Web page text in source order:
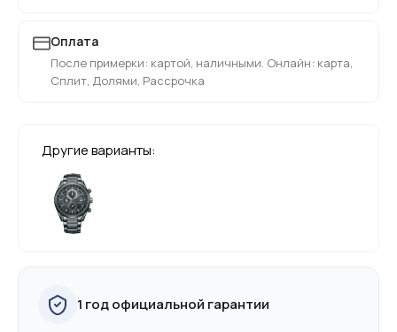
Оплата
После примерки: картой, наличными. Онлайн: карта,
Сплит, Долями, Рассрочка
Другие варианты:
1 год официальной гарантии